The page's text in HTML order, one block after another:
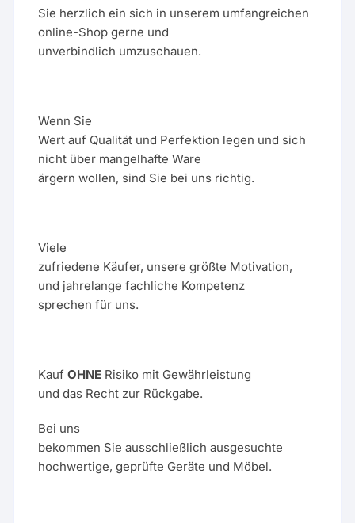
Sie herzlich ein sich in unserem umfangreichen
online-Shop gerne und
unverbindlich umzuschauen.
Wenn Sie
Wert auf Qualität und Perfektion legen und sich
nicht über mangelhafte Ware
ärgern wollen, sind Sie bei uns richtig.
Viele
zufriedene Käufer, unsere größte Motivation,
und jahrelange fachliche Kompetenz
sprechen für uns.
KaufOHNE Risiko mit Gewährleistung
und das Recht zur Rückgabe.
Bei uns
bekommen Sie ausschließlich ausgesuchte
hochwertige, geprüfte Geräte und Möbel.